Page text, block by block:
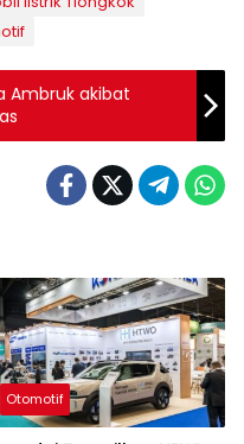
Ambruk akibat
Otomotif